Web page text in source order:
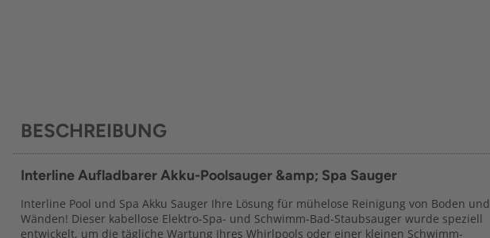
BESCHREIBUNG
Interline Aufladbarer Akku-Poolsauger &amp; Spa Sauger
Interline Pool und Spa Akku Sauger Ihre Lösung für mühelose Reinigung von Boden und
Wänden! Dieser kabellose Elektro-Spa- und Schwimm-Bad-Staubsauger wurde speziell
entwickelt, um die tägliche Wartung Ihres Whirlpools oder einer kleinen Schwimm-